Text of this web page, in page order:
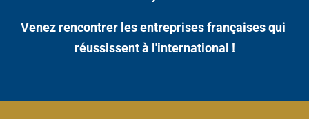
Venez rencontrer les entreprises françaises qui
réussissent à l'international !